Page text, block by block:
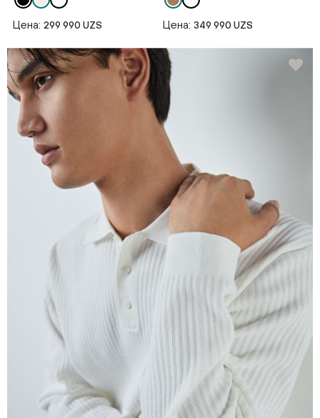
Цена: 299 990 UZS Цена: 349 990 UZS